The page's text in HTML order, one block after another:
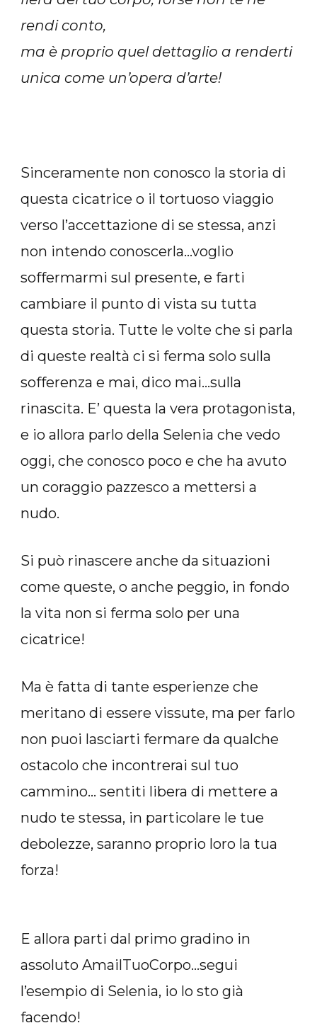
rendi conto,
ma è proprio quel dettaglio a renderti
unica come un’opera d’arte!
Sinceramente non conosco la storia di
questa cicatrice o il tortuoso viaggio
verso l’accettazione di se stessa, anzi
non intendo conoscerla…voglio
soffermarmi sul presente, e farti
cambiare il punto di vista su tutta
questa storia. Tutte le volte che si parla
di queste realtà ci si ferma solo sulla
sofferenza e mai, dico mai…sulla
rinascita. E’ questa la vera protagonista,
e io allora parlo della Selenia che vedo
oggi, che conosco poco e che ha avuto
un coraggio pazzesco a mettersi a
nudo.
Si può rinascere anche da situazioni
come queste, o anche peggio, in fondo
la vita non si ferma solo per una
cicatrice!
Ma è fatta di tante esperienze che
meritano di essere vissute, ma per farlo
non puoi lasciarti fermare da qualche
ostacolo che incontrerai sul tuo
cammino… sentiti libera di mettere a
nudo te stessa, in particolare le tue
debolezze, saranno proprio loro la tua
forza!
E allora parti dal primo gradino in
assoluto AmailTuoCorpo…segui
l’esempio di Selenia, io lo sto già
facendo!